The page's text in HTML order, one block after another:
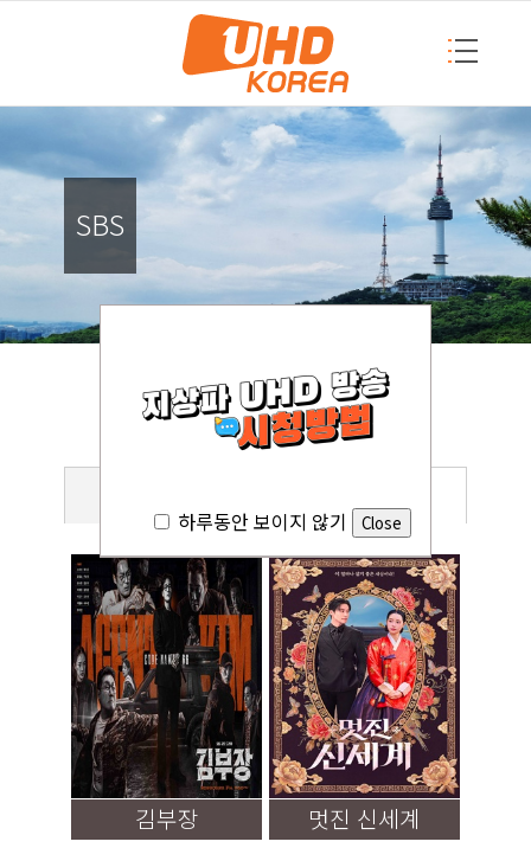
하루동안 보이지 않기
SBS
SBS
김부장 멋진 신세계